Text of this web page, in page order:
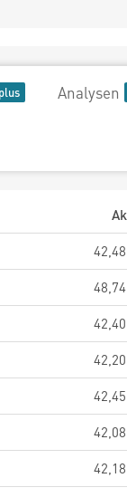
Analysen
42,48
48,74
42,40
42,20
42,45
42,08
42,18